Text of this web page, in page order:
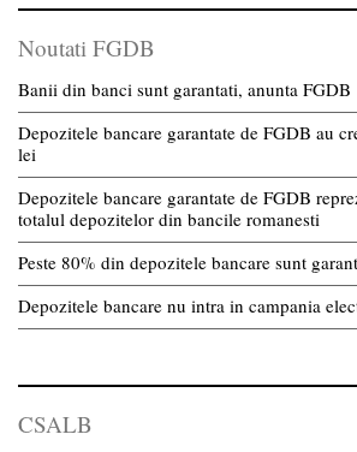
Noutati FGDB
Banii din banci sunt garantati, anunta FGDB
Depozitele bancare garantate de FGDB au
lei
Depozitele bancare garantate de FGDB
totalul depozitelor din bancile romanesti
Peste 80% din depozitele bancare sunt
Depozitele bancare nu intra in campania
CSALB